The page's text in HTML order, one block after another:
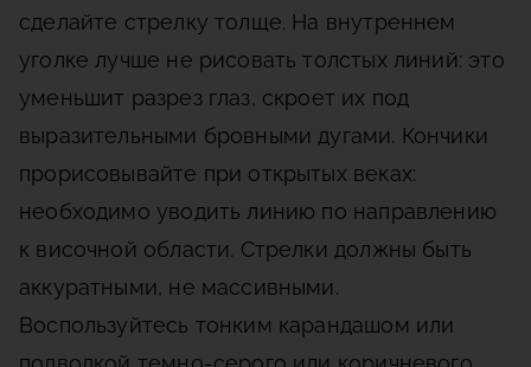
сделайте стрелку толще. На внутреннем
уголке лучше не рисовать толстых линий: это
уменьшит разрез глаз, скроет их под
выразительными бровными дугами. Кончики
прорисовывайте при открытых веках:
необходимо уводить линию по направлению
к височной области. Стрелки должны быть
аккуратными, не массивными.
Воспользуйтесь тонким карандашом или